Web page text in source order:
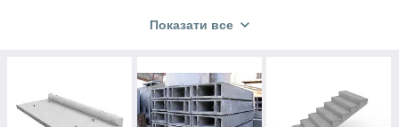
адекватної вартості придбаних виробів.
Вироби для будівництва житлових
приміщень, фундаменту
Показати все